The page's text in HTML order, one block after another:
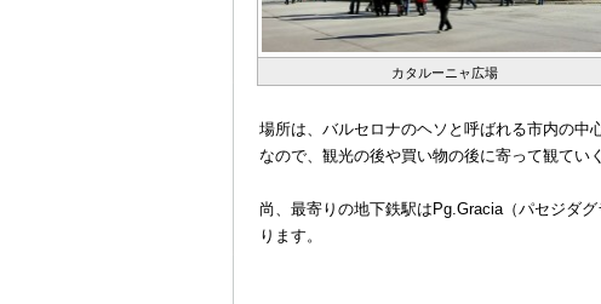
カタルーニャ広場
場所は、バルセロナのヘソと呼ばれる市内の中
なので、観光の後や買い物の後に寄って観てい
尚、最寄りの地下鉄駅はPg.Gracia（パセジダ
ります。